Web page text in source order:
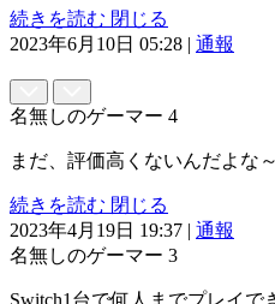
続きを読む 閉じる
2023年6月10日 05:28 | 通報
名無しのゲーマー 4
まだ、評価高くないんだよな～
続きを読む 閉じる
2023年4月19日 19:37 | 通報
名無しのゲーマー 3
Switch1台で何人までプレイ